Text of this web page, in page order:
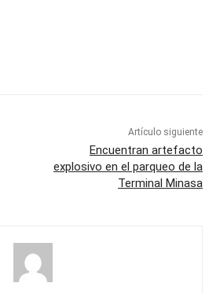
Artículo siguiente
Encuentran artefacto
explosivo en el parqueo de la
Terminal Minasa